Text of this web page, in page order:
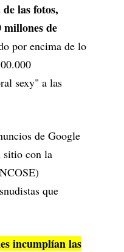
las fotos,
de
por encima de lo
sexy" a las
de Google
sitio con la
que
incumplían las